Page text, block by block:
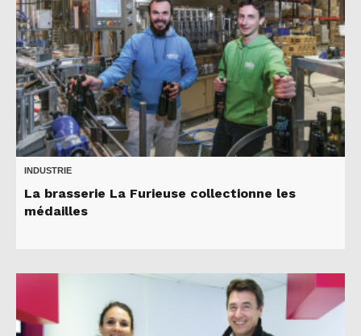
INDUSTRIE
La brasserie La Furieuse collectionne les
médailles